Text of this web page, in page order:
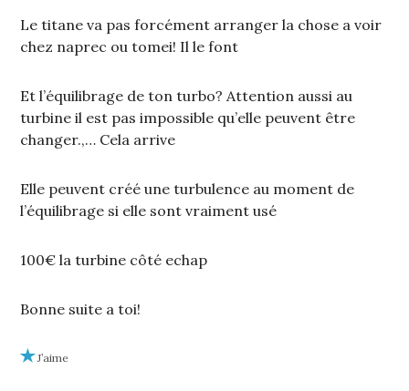
Le titane va pas forcément arranger la chose a voir
chez naprec ou tomei! Il le font
Et l’équilibrage de ton turbo? Attention aussi au
turbine il est pas impossible qu’elle peuvent être
changer.,… Cela arrive
Elle peuvent créé une turbulence au moment de
l’équilibrage si elle sont vraiment usé
100€ la turbine côté echap
Bonne suite a toi!
J’aime